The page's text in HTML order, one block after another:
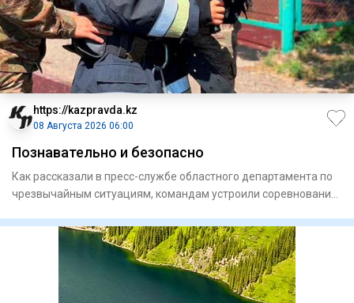
https://kazpravda.kz
08 Августа 2026 06:00
Познавательно и безопасно
Как рассказали в пресс-службе областного департамента по
чрезвычайным ситуациям, командам устроили соревнования